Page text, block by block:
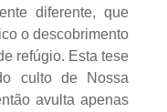
diferente, que
o descobrimento
refúgio. Esta tese
culto de Nossa
avulta apenas